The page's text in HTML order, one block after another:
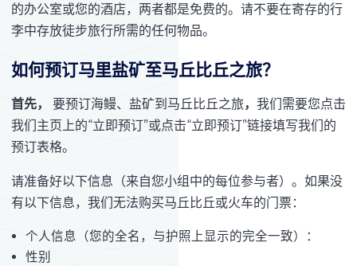
的办公室或您的酒店，两者都是免费的。请不要在寄存的行
李中存放徒步旅行所需的任何物品。
如何预订马里盐矿至马丘比丘之旅？
首先， 要预订海鳗、盐矿到马丘比丘之旅， 我们需要您点击
我们主页上的“立即预订”或点击“立即预订”链接填写我们的
预订表格。
请准备好以下信息（来自您小组中的每位参与者）。如果没
有以下信息，我们无法购买马丘比丘或火车的门票：
个人信息（您的全名，与护照上显示的完全一致）：
性别